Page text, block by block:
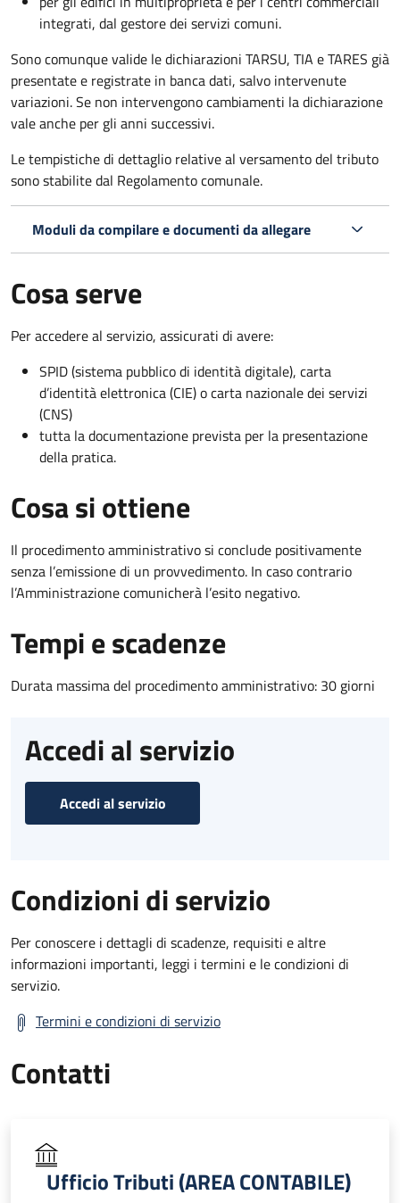
integrati, dal gestore dei servizi comuni.
Sono comunque valide le dichiarazioni TARSU, TIA e TARES già
presentate e registrate in banca dati, salvo intervenute
variazioni. Se non intervengono cambiamenti la dichiarazione
vale anche per gli anni successivi.
Le tempistiche di dettaglio relative al versamento del tributo
sono stabilite dal Regolamento comunale.
Moduli da compilare e documenti da allegare
Cosa serve
Per accedere al servizio, assicurati di avere:
SPID (sistema pubblico di identità digitale), carta
d’identità elettronica (CIE) o carta nazionale dei servizi
(CNS)
tutta la documentazione prevista per la presentazione
della pratica.
Cosa si ottiene
Il procedimento amministrativo si conclude positivamente
senza l’emissione di un provvedimento. In caso contrario
l’Amministrazione comunicherà l’esito negativo.
Tempi e scadenze
Durata massima del procedimento amministrativo: 30 giorni
Accedi al servizio
Accedi al servizio
Condizioni di servizio
Per conoscere i dettagli di scadenze, requisiti e altre
informazioni importanti, leggi i termini e le condizioni di
servizio.
Termini e condizioni di servizio
Contatti
Ufficio Tributi (AREA CONTABILE)